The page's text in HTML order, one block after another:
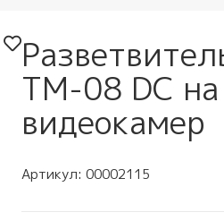
ТМ-08 DC
видеокамер
Артикул: 00002115